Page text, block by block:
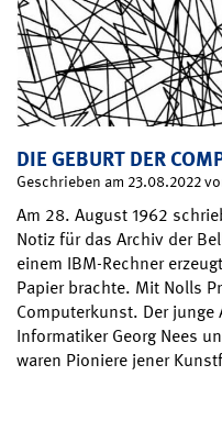
DIE GEBURT DER
Geschrieben am 23.08.2022
Am 28. August 1962
Notiz für das Archiv der
einem IBM-Rechner
Papier brachte. Mit Nolls
Computerkunst. Der
Informatiker Georg Nees
waren Pioniere jener